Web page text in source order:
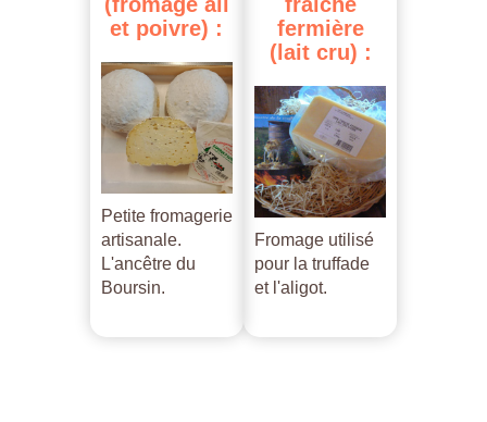
et poivre) :
Petite fromagerie
artisanale.
L'ancêtre du
Boursin.
fermière
(lait cru) :
Fromage utilisé
pour la truffade
et l'aligot.